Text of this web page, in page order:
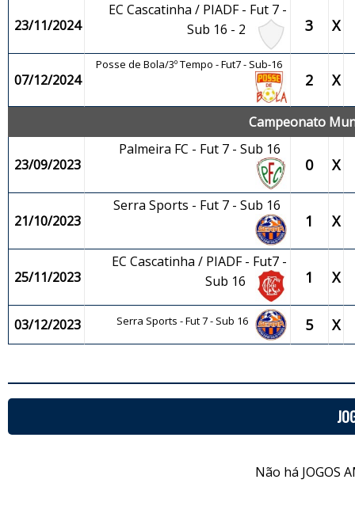
23/11/2024
EC Cascatinha / PIADF - Fut 7 -
Sub 16 - 2
3 X
07/12/2024
Posse de Bola/3º Tempo - Fut7 - Sub-16
2 X
Campeonato
23/09/2023
Palmeira FC - Fut 7 - Sub 16
0 X
21/10/2023
Serra Sports - Fut 7 - Sub 16
1 X
25/11/2023
EC Cascatinha / PIADF - Fut7 -
Sub 16
1 X
03/12/2023 Serra Sports - Fut 7 - Sub 16 5 X
Não há JOGOS